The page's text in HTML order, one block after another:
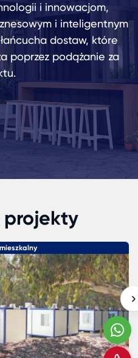
i innowacjom,
i inteligentnym
dostaw, które
poprzez podążanie za
projekty